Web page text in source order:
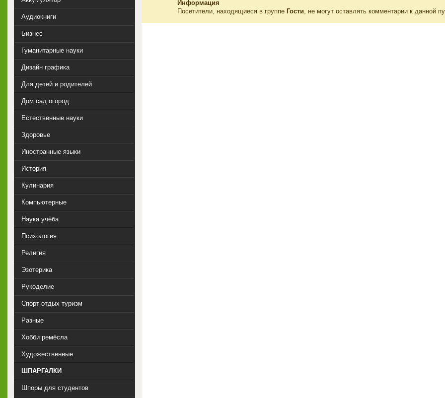
Информация
Посетители, находящиеся в группе Гости , не могут оставлять комментарии к данной
Аудиокниги
Бизнес
Гуманитарные науки
Дизайн графика
Для детей и родителей
Дом сад огород
Естественные науки
Здоровье
Иностранные языки
История
Кулинария
Компьютерные
Наука учёба
Психология
Религия
Эзотерика
Рукоделие
Спорт отдых туризм
Разные
Хобби ремёсла
Художественные
ШПАРГАЛКИ
Шпоры для студентов